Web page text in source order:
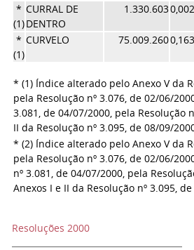
*
(1)
CURRAL DE
DENTRO
1.330.603
*
(1)
CURVELO 75.009.260
* (1) Índice alterado pelo Anexo V da
pela Resolução nº 3.076, de 02/06/
3.081, de 04/07/2000, pela Resolução
II da Resolução nº 3.095, de 08/09/
* (2) Índice alterado pelo Anexo V da
pela Resolução nº 3.076, de 02/06/
nº 3.081, de 04/07/2000, pela
Anexos I e II da Resolução nº 3.095,
Resoluções 2000